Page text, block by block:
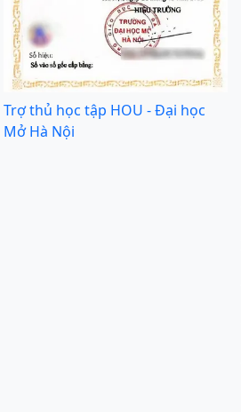
Trợ thủ học tập HOU - Đại học
Mở Hà Nội